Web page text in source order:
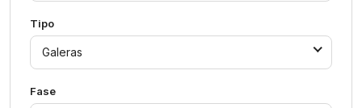
Tipo
Galeras
Fase